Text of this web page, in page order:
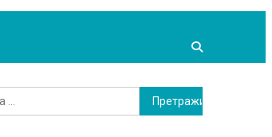
Претрага
за: